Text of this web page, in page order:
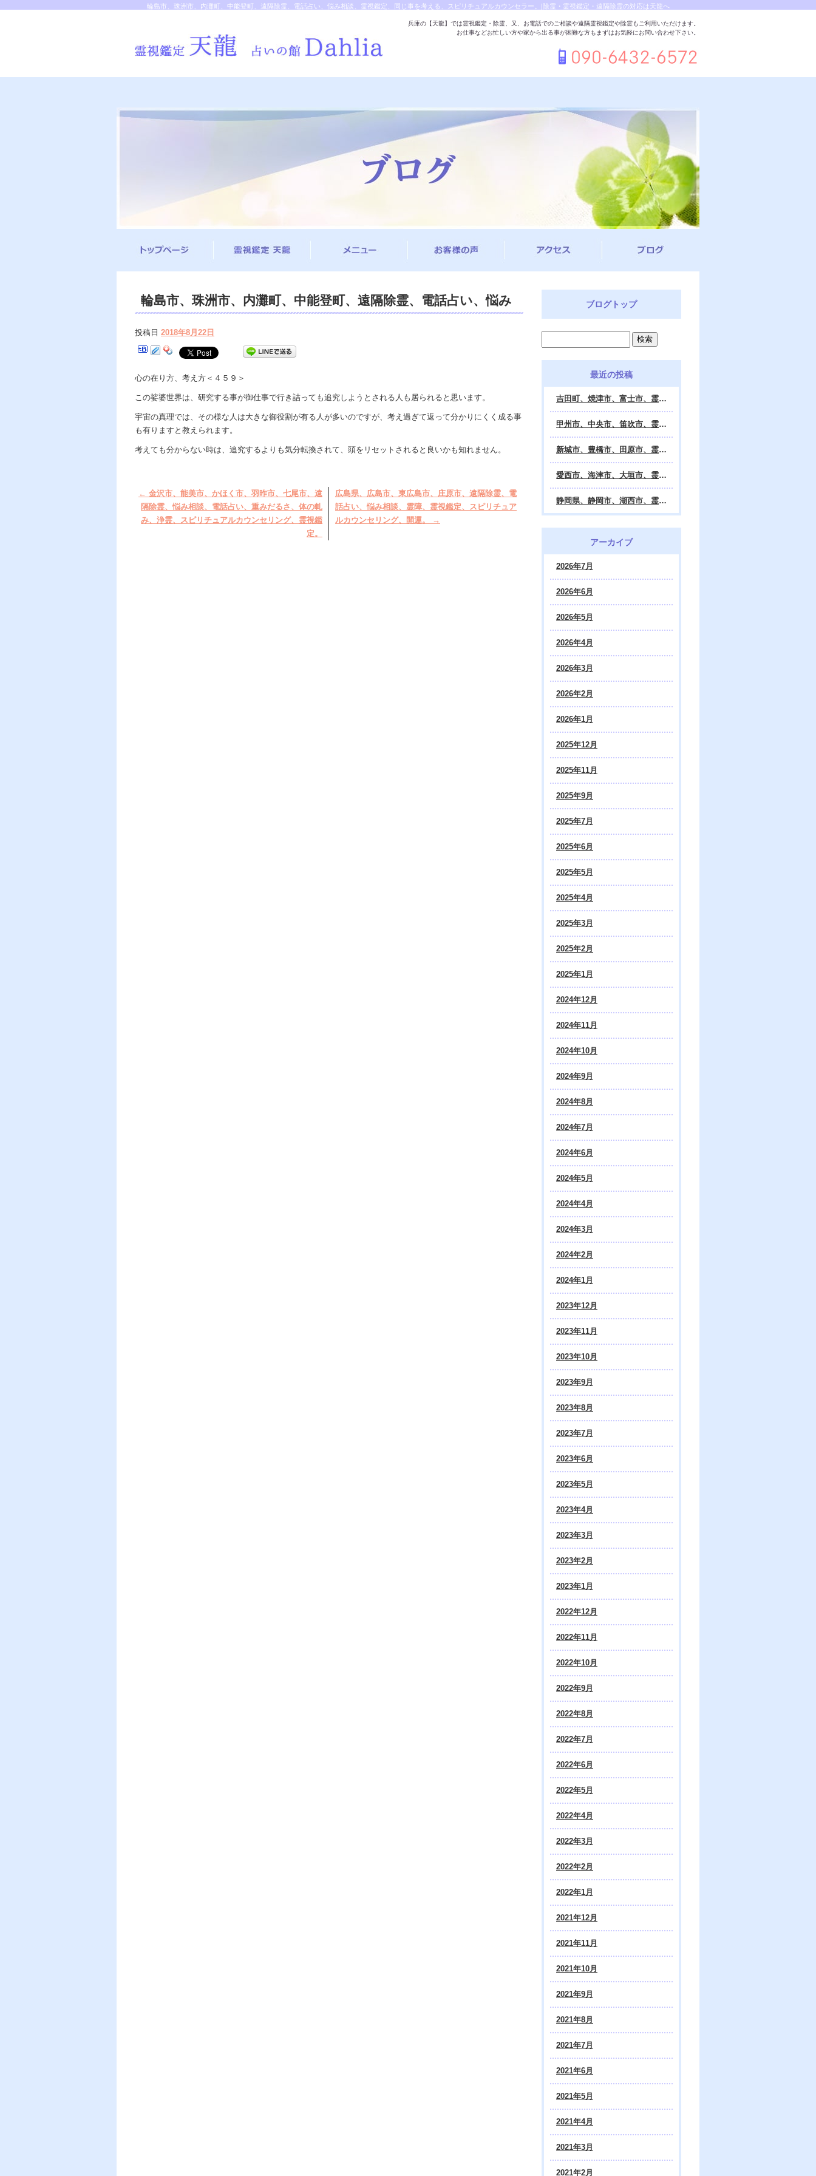
輪島市、珠洲市、内灘町、中能登町、遠隔除霊、電話占い、悩み相談、霊視鑑定、同じ事を考える、スピリチュアルカウンセラー。|除霊・霊視鑑定・遠隔除霊の対応は天龍へ
兵庫の【天龍】では霊視鑑定・除霊、又、お電話でのご相談や遠隔霊視鑑定や除霊もご利用いただけます。
お仕事などお忙しい方や家から出る事が困難な方もまずはお気軽にお問い合わせ下さい。
輪島市、珠洲市、内灘町、中能登町、遠隔除霊、電話占い、悩み
ー。
投稿日 2018年8月22日
心の在り方、考え方＜４５９＞
この娑婆世界は、研究する事が御仕事で行き詰っても追究しようとされる人も居られると思います。
宇宙の真理では、その様な人は大きな御役割が有る人が多いのですが、考え過ぎて返って分かりにくく成る事
も有りますと教えられます。
考えても分からない時は、追究するよりも気分転換されて、頭をリセットされると良いかも知れません。
← 金沢市、能美市、かほく市、羽昨市、七尾市、遠
隔除霊、悩み相談、電話占い、重みだるさ、体の軋
み、浄霊、スピリチュアルカウンセリング、霊視鑑
定。
広島県、広島市、東広島市、庄原市、遠隔除霊、電
話占い、悩み相談、霊障、霊視鑑定、スピリチュア
ルカウンセリング、開運。
→
ブログトップ
最近の投稿
吉田町、焼津市、富士市、霊視鑑定 天龍・占いの館 Dahlia、対面・電話・オンライン鑑定、除霊、霊視鑑定、遠隔 除霊 口コミ、浄霊、交霊、祈祷、御祓い、四柱推命、姓名判断・九星気学・易・タロット・手相・数秘術・動物占い・姓名学・命運鑑定、開運、不安・苦痛・恐怖、悩み相談、スピリチュアルカウンセラー、ヒーリング、霊気治療、霊能力者、霊媒師、天龍知裕著、幸せを求めて、天の神様 VS 地獄の神様、宇宙の真理で未来は希望の光、この世で天国 あの世で天国、天龍知裕ブログ。
甲州市、中央市、笛吹市、霊視鑑定 天龍・占いの館 Dahlia、対面・電話・オンライン鑑定、除霊、霊視鑑定、遠隔 除霊 口コミ、浄霊、交霊、祈祷、御祓い、四柱推命、姓名判断・九星気学・易・タロット・手相・数秘術・動物占い・姓名学・命運鑑定、開運、不安・苦痛・恐怖、悩み相談、スピリチュアルカウンセラー、ヒーリング、霊気治療、霊能力者、霊媒師、天龍知裕著、幸せを求めて、天の神様 VS 地獄の神様、宇宙の真理で未来は希望の光、この世で天国 あの世で天国、天龍知裕ブログ。
新城市、豊橋市、田原市、霊視鑑定 天龍・占いの館 Dahlia、対面・電話・オンライン鑑定、除霊、霊視鑑定、遠隔 除霊 口コミ、浄霊、交霊、祈祷、御祓い、四柱推命、姓名判断・九星気学・易・タロット・手相・数秘術・動物占い・姓名学・命運鑑定、開運、不安・苦痛・恐怖、悩み相談、スピリチュアルカウンセラー、ヒーリング、霊能力者、霊媒師、天龍知裕著、幸せを求めて、天の神様 VS 地獄の神様、宇宙の真理で未来は希望の光、この世で天国 あの世で天国、天龍知裕ブログ。
愛西市、海津市、大垣市、霊視鑑定 天龍・占いの館 Dahlia、対面・電話・オンライン鑑定、遠隔 除霊 口コミ、浄霊、交霊、祈祷、御祓い、四柱推命、姓名判断・九星気学・易・タロット・手相・数秘術・動物占い・姓名学・命運鑑定、開運、不安・苦痛・恐怖、悩み相談、スピリチュアルカウンセラー、ヒーリング、霊能力者、霊媒師、天龍知裕著、幸せを求めて、天の神様 VS 地獄の神様、宇宙の真理で未来は希望の光、この世で天国 あの世で天国、天龍知裕ブログ。
静岡県、静岡市、湖西市、霊視鑑定 天龍・占いの館 Dahlia、対面・電話・オンライン鑑定、除霊、霊視鑑定、遠隔 除霊 口コミ、浄霊、交霊、祈祷、御祓い、四柱推命、姓名判断・九星気学・易・タロット・手相・数秘術・動物占い・姓名学・命運鑑定、開運、不安・苦痛・恐怖、悩み相談、スピリチュアルカウンセラー、ヒーリング、霊気治療、霊能力者、霊媒師、天龍知裕著、幸せを求めて、天の神様 VS 地獄の神様、宇宙の真理で未来は希望の光、この世で天国 あの世で天国、天龍知裕ブログ。
アーカイブ
2026年7月
2026年6月
2026年5月
2026年4月
2026年3月
2026年2月
2026年1月
2025年12月
2025年11月
2025年9月
2025年7月
2025年6月
2025年5月
2025年4月
2025年3月
2025年2月
2025年1月
2024年12月
2024年11月
2024年10月
2024年9月
2024年8月
2024年7月
2024年6月
2024年5月
2024年4月
2024年3月
2024年2月
2024年1月
2023年12月
2023年11月
2023年10月
2023年9月
2023年8月
2023年7月
2023年6月
2023年5月
2023年4月
2023年3月
2023年2月
2023年1月
2022年12月
2022年11月
2022年10月
2022年9月
2022年8月
2022年7月
2022年6月
2022年5月
2022年4月
2022年3月
2022年2月
2022年1月
2021年12月
2021年11月
2021年10月
2021年9月
2021年8月
2021年7月
2021年6月
2021年5月
2021年4月
2021年3月
2021年2月